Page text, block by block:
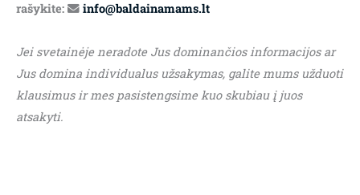
rašykite:
info@baldainamams.lt
Jei svetainėje neradote Jus dominančios informacijos ar
Jus domina individualus užsakymas, galite mums užduoti
klausimus ir mes pasistengsime kuo skubiau į juos
atsakyti.